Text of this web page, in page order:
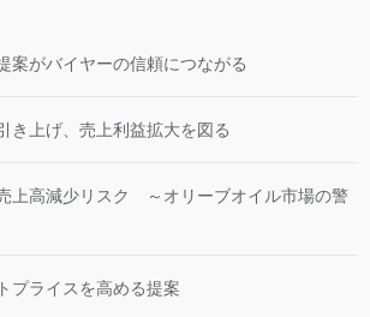
案がバイヤーの信頼につながる
き上げ、売上利益拡大を図る
上高減少リスク ～オリーブオイル市場の警
プライスを高める提案